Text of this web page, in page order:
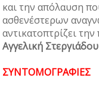
και την απόλαυση
ασθενέστερων
αντικατοπτρίζει
Αγγελική Στεργιάδου
ΣΥΝΤΟΜΟΓΡΑΦΙΕΣ